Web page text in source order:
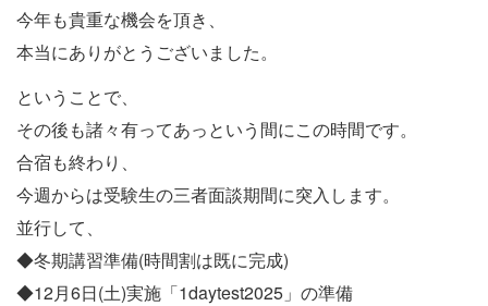
今年も貴重な機会を頂き、
本当にありがとうございました。
ということで、
その後も諸々有ってあっという間にこの時間です。
合宿も終わり、
今週からは受験生の三者面談期間に突入します。
並行して、
◆冬期講習準備(時間割は既に完成)
◆12月6日(土)実施「1daytest2025」の準備